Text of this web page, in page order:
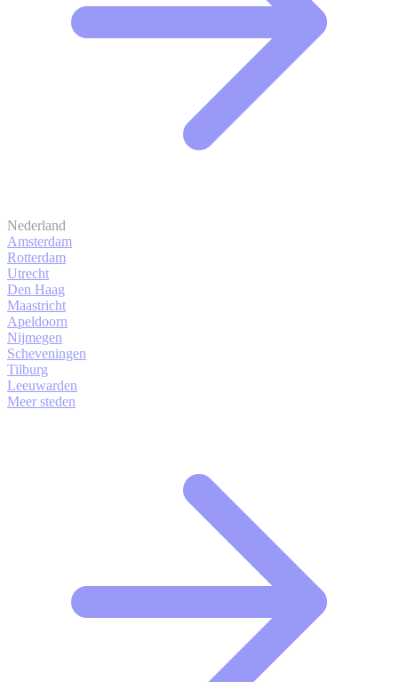
Nederland
Amsterdam
Rotterdam
Utrecht
Den Haag
Maastricht
Apeldoorn
Nijmegen
Scheveningen
Tilburg
Leeuwarden
Meer steden